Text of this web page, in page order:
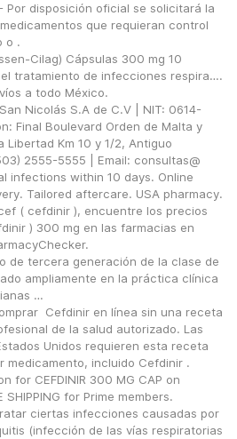
Por disposición oficial se solicitará la
que requieran control
o .
Cilag) Cápsulas 300 mg 10
tratamiento de infecciones respira….
a todo México.
Nicolás S.A de C.V | NIT: 0614-
Final Boulevard Orden de Malta y
Km 10 y 1/2, Antiguo
2555-5555 | Email: consultas@
infections within 10 days. Online
Tailored aftercare. USA pharmacy.
( cefdinir ), encuentre los precios
) 300 mg en las farmacias en
de tercera generación de la clase de
ampliamente en la práctica clínica
…
Cefdinir en línea sin una receta
de la salud autorizado. Las
Unidos requieren esta receta
medicamento, incluido Cefdinir .
for CEFDINIR 300 MG CAP on
SHIPPING for Prime members.
ciertas infecciones causadas por
(infección de las vías respiratorias